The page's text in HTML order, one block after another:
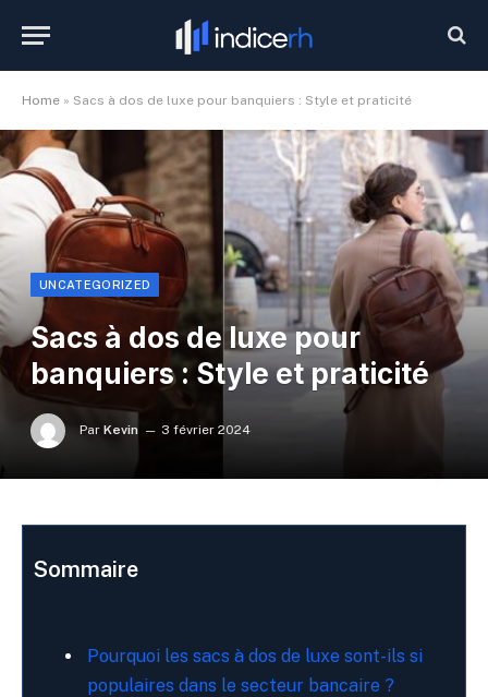
Home » Sacs à dos de luxe pour banquiers : Style et praticité
UNCATEGORIZED
Sacs à dos de luxe pour
banquiers : Style et praticité
Par Kevin 3 février 2024
Sommaire
Pourquoi les sacs à dos de luxe sont-ils si
populaires dans le secteur bancaire ?